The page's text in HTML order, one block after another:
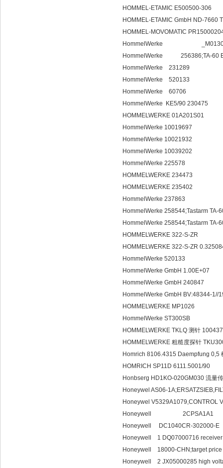
HOMMEL-ETAMIC E500500-306
HOMMEL-ETAMIC GmbH ND-7660
HOMMEL-MOVOMATIC
HommelWerke
HommelWerke 256386;TA-60
HommelWerke 231289
HommelWerke KE5/90 230475
HOMMELWERKE 01A201S01
HommelWerke 10019697
HommelWerke 10021932
HommelWerke 10039202
HommelWerke 225578
HOMMELWERKE 234473
HOMMELWERKE 235402
HommelWerke 237863
HommelWerke 258544;Tastarm TA-
HommelWerke 258544;Tastarm TA-
HOMMELWERKE 322-S-ZR
HOMMELWERKE 322-S-ZR
HommelWerke 520133
HommelWerke GmbH 1.00E+07
HommelWerke GmbH 240847
HommelWerke GmbH BV:48344-1//
HOMMELWERKE MP1026
HommelWerke ST300SB
HOMMELWERKE TKLQ 测针
HOMMELWERKE 粗糙度探针
Homrich 8106.4315 Daempfung 0,5
HOMRICH SP11D 6111.5001/90
Honbserg HD1KO-020GM030 流量
Honeywel AS06-
Honeywel V5329A1079,CONTROL
Honeywell
Honeywell DC1040CR-302000-E
Honeywell 1 DQ07000716
Honeywell 18000-
Honeywell 2 JX05000285 high